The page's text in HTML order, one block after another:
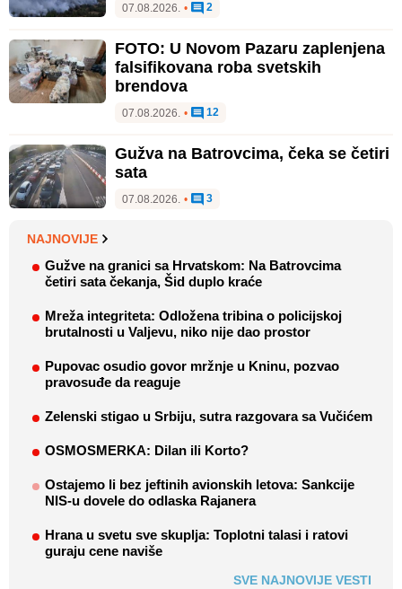
07.08.2026. • 2
FOTO: U Novom Pazaru zaplenjena
falsifikovana roba svetskih
brendova
07.08.2026. • 12
Gužva na Batrovcima, čeka se četiri
sata
07.08.2026. • 3
NAJNOVIJE
Gužve na granici sa Hrvatskom: Na Batrovcima
četiri sata čekanja, Šid duplo kraće
Mreža integriteta: Odložena tribina o policijskoj
brutalnosti u Valjevu, niko nije dao prostor
Pupovac osudio govor mržnje u Kninu, pozvao
pravosuđe da reaguje
Zelenski stigao u Srbiju, sutra razgovara sa Vučićem
OSMOSMERKA: Dilan ili Korto?
Ostajemo li bez jeftinih avionskih letova: Sankcije
NIS-u dovele do odlaska Rajanera
Hrana u svetu sve skuplja: Toplotni talasi i ratovi
guraju cene naviše
SVE NAJNOVIJE VESTI